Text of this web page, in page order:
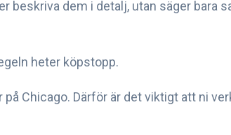
beskriva dem i detalj, utan säger bara
heter köpstopp.
Chicago. Därför är det viktigt att ni